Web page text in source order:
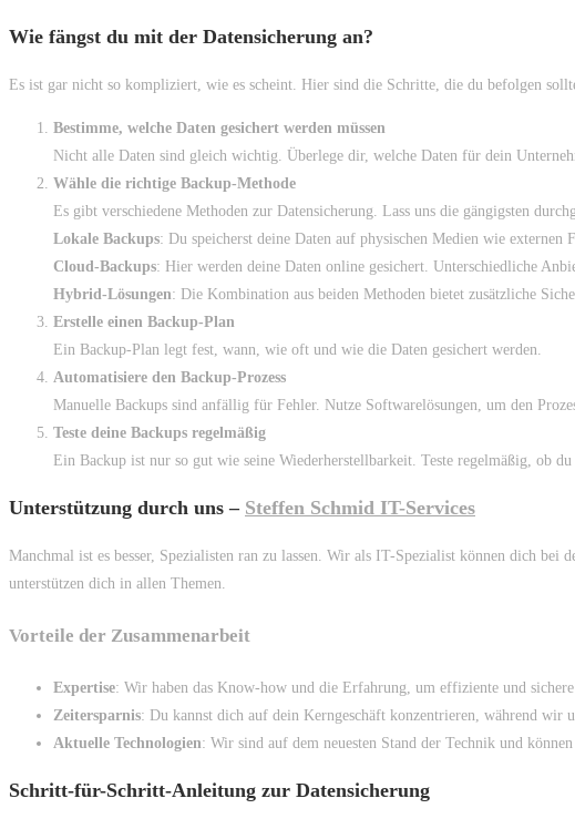
Wie fängst du mit der Datensicherung an?
Es ist gar nicht so kompliziert, wie es scheint. Hier sind die Schritte, die du befolgen
Bestimme, welche Daten gesichert werden müssen
Nicht alle Daten sind gleich wichtig. Überlege dir, welche Daten für dein
Wähle die richtige Backup-Methode
Es gibt verschiedene Methoden zur Datensicherung. Lass uns die gängigsten
Lokale Backups: Du speicherst deine Daten auf physischen Medien wie
Cloud-Backups: Hier werden deine Daten online gesichert. Unterschiedliche
Hybrid-Lösungen: Die Kombination aus beiden Methoden bietet zusätzliche
Erstelle einen Backup-Plan
Ein Backup-Plan legt fest, wann, wie oft und wie die Daten gesichert werden.
Automatisiere den Backup-Prozess
Manuelle Backups sind anfällig für Fehler. Nutze Softwarelösungen, um den
Teste deine Backups regelmäßig
Ein Backup ist nur so gut wie seine Wiederherstellbarkeit. Teste regelmäßig, ob
Unterstützung durch uns – Steffen Schmid IT-Services
Manchmal ist es besser, Spezialisten ran zu lassen. Wir als IT-Spezialist können dich
unterstützen dich in allen Themen.
Vorteile der Zusammenarbeit
Expertise: Wir haben das Know-how und die Erfahrung, um effiziente und
Zeitersparnis: Du kannst dich auf dein Kerngeschäft konzentrieren, während wir
Aktuelle Technologien: Wir sind auf dem neuesten Stand der Technik und
Schritt-für-Schritt-Anleitung zur Datensicherung